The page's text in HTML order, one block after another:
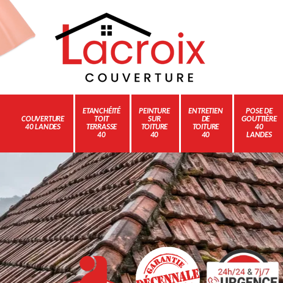
COUVERTURE
40 LANDES
ETANCHÉITÉ
TOIT
TERRASSE
40
PEINTURE
SUR
TOITURE
40
ENTRETIEN
DE
TOITURE
40
POSE DE
GOUTTIÈRE
40
LANDES